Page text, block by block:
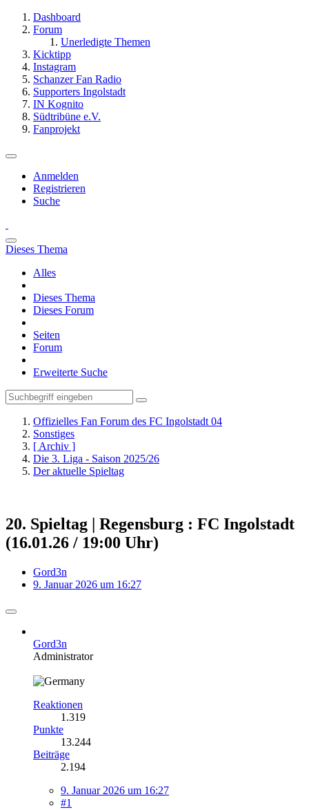
Dashboard
Forum
Unerledigte Themen
Kicktipp
Instagram
Schanzer Fan Radio
Supporters Ingolstadt
IN Kognito
Südtribüne e.V.
Fanprojekt
Anmelden
Registrieren
Suche
Dieses Thema
Alles
Dieses Thema
Dieses Forum
Seiten
Forum
Erweiterte Suche
Offizielles Fan Forum des FC Ingolstadt 04
Sonstiges
[ Archiv ]
Die 3. Liga - Saison 2025/26
Der aktuelle Spieltag
20. Spieltag | Regensburg : FC Ingolstadt
(16.01.26 / 19:00 Uhr)
Gord3n
9. Januar 2026 um 16:27
Gord3n
Administrator
Reaktionen
1.319
Punkte
13.244
Beiträge
2.194
9. Januar 2026 um 16:27
#1